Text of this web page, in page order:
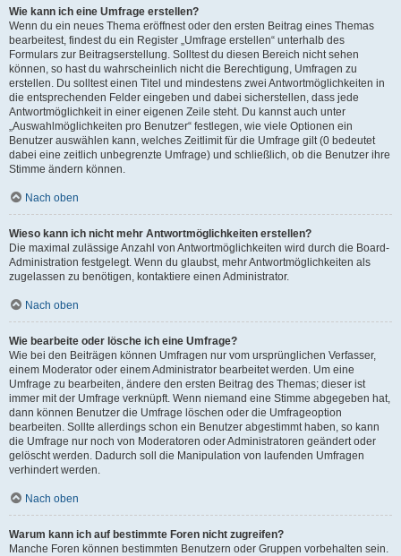
Wie kann ich eine Umfrage erstellen?
Wenn du ein neues Thema eröffnest oder den ersten Beitrag eines Themas
bearbeitest, findest du ein Register „Umfrage erstellen“ unterhalb des
Formulars zur Beitragserstellung. Solltest du diesen Bereich nicht sehen
können, so hast du wahrscheinlich nicht die Berechtigung, Umfragen zu
erstellen. Du solltest einen Titel und mindestens zwei Antwortmöglichkeiten in
die entsprechenden Felder eingeben und dabei sicherstellen, dass jede
Antwortmöglichkeit in einer eigenen Zeile steht. Du kannst auch unter
„Auswahlmöglichkeiten pro Benutzer“ festlegen, wie viele Optionen ein
Benutzer auswählen kann, welches Zeitlimit für die Umfrage gilt (0 bedeutet
dabei eine zeitlich unbegrenzte Umfrage) und schließlich, ob die Benutzer ihre
Stimme ändern können.
Nach oben
Wieso kann ich nicht mehr Antwortmöglichkeiten erstellen?
Die maximal zulässige Anzahl von Antwortmöglichkeiten wird durch die Board-
Administration festgelegt. Wenn du glaubst, mehr Antwortmöglichkeiten als
zugelassen zu benötigen, kontaktiere einen Administrator.
Nach oben
Wie bearbeite oder lösche ich eine Umfrage?
Wie bei den Beiträgen können Umfragen nur vom ursprünglichen Verfasser,
einem Moderator oder einem Administrator bearbeitet werden. Um eine
Umfrage zu bearbeiten, ändere den ersten Beitrag des Themas; dieser ist
immer mit der Umfrage verknüpft. Wenn niemand eine Stimme abgegeben hat,
dann können Benutzer die Umfrage löschen oder die Umfrageoption
bearbeiten. Sollte allerdings schon ein Benutzer abgestimmt haben, so kann
die Umfrage nur noch von Moderatoren oder Administratoren geändert oder
gelöscht werden. Dadurch soll die Manipulation von laufenden Umfragen
verhindert werden.
Nach oben
Warum kann ich auf bestimmte Foren nicht zugreifen?
Manche Foren können bestimmten Benutzern oder Gruppen vorbehalten sein.